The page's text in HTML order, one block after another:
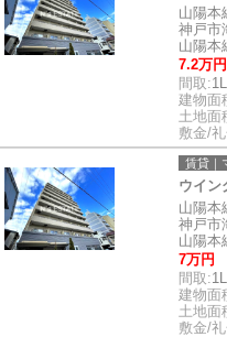
山陽本
神戸市
山陽本
7.2万円
間取:
建物面
土地面
敷金/
賃貸｜
ウイン
山陽本
神戸市
山陽本
7万円
間取:
建物面
土地面
敷金/